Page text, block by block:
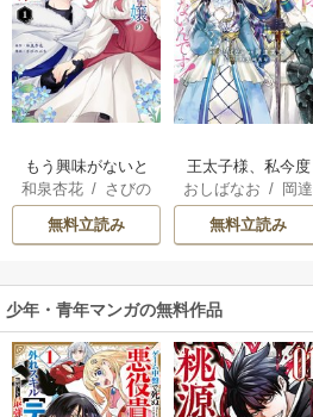
もう興味がないと
離婚された令嬢の
意外と楽しい新生
活
和泉杏花 / さびの
ぶち
無料立読み
王太子様、私今度
こそあなたに殺さ
れたくないんで
す！ ～聖女に嵌め
二度目は串刺し回
避します！～
おしばなお / 岡達
英茉/先崎真琴
無料立読み
少年・青年マンガの無料作品